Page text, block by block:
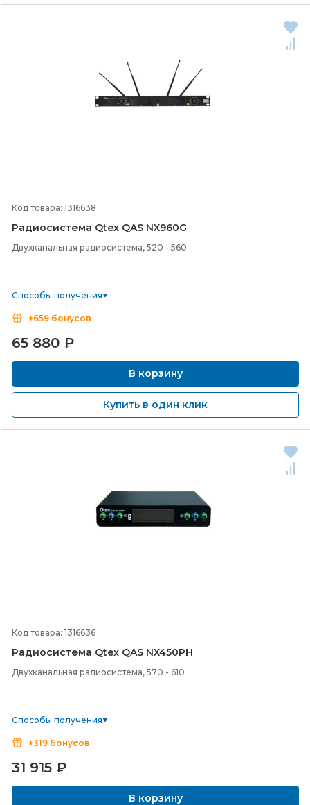
Код товара: 1316638
Радиосистема Qtex QAS NX960G
Двухканальная радиосистема, 520 - 560
Способы получения
+659 бонусов
65 880 ₽
В корзину
Купить в один клик
Код товара: 1316636
Радиосистема Qtex QAS NX450PH
Двухканальная радиосистема, 570 - 610
Способы получения
+319 бонусов
31 915 ₽
В корзину